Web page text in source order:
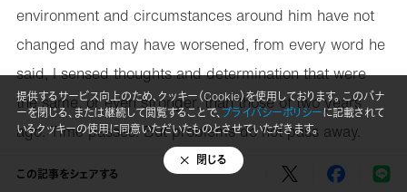
environment and circumstances around him have not
changed and may have worsened, from every word he
said, I sensed thoughts and determination that were
the same, or even stronger, than those of two years
ago. Time passes. But problems do not pass away.
Listening to Yazan’s story, I was encouraged by the
この記事をシェアする
提供するサービス向上のため、クッキー（Cookie）を使用しております。 このバナ
ーを閉じる、または継続して閲覧することで、プライバシーポリシーに記載されて
いるクッキーの使用に同意いただいたものとさせていただきます。
閉じる